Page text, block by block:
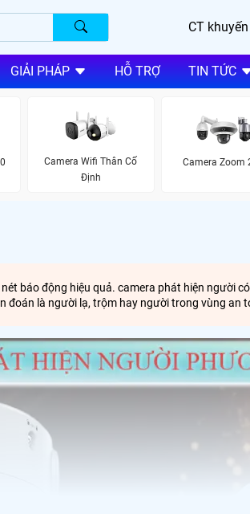
CT
GIẢI PHÁP HỖ TRỢ TIN TỨC
Camera Wifi Thân Cố
Định
Camera Zoom
báo động hiệu quả. camera phát hiện người
là người lạ, trộm hay người trong vùng an